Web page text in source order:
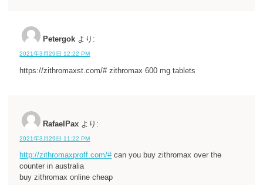
Petergok より:
2021年3月29日 12:22 PM
https://zithromaxst.com/# zithromax 600 mg tablets
RafaelPax より:
2021年3月29日 11:22 PM
http://zithromaxproff.com/#can you buy zithromax over the
counter in australia
buy zithromax online cheap